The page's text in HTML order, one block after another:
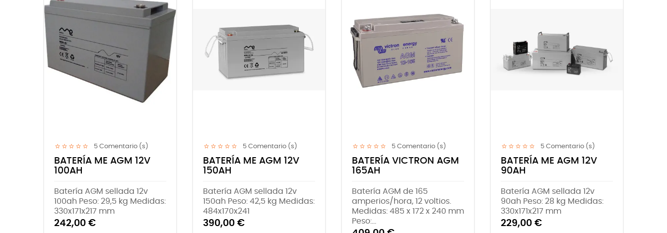
kg Medidas:
1Comentario (s)
BATERÍA VICTRON AGM
Batería AGM de 110
amperios, 12 voltios
275,00 €
5
BATERÍA ME AGM 12V
Batería AGM sellada 12v
220ah Peso: 64 kg Medidas:
5
BATERÍA VICTRON AGM
Batería AGM de 60
amperios, 12 voltios.
Medidas: 229 x 138 x 227 mm
5
BATERÍA VICTRON AGM
Batería AGM de 130
amperios, 12 voltios. Con la
garantía de Victron Energy